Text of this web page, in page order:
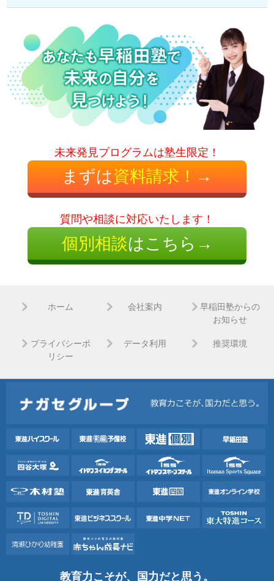
未来発見プログラムは塾生限定！
まずは資料請求！ →
質問や相談に対応いたします！
個別相談はこちら→
ホーム 会社案内
早稲田塾からの
お知らせ
プライバシーポ
リシー
データ利用 推奨環境
教育力こそが、国力だと思う。